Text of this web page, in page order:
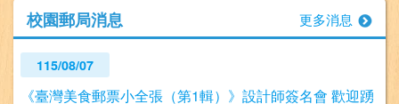
校園郵局消息 更多消息
115/08/07
《臺灣美食郵票小全張（第1輯）》設計師簽名會 歡迎踴